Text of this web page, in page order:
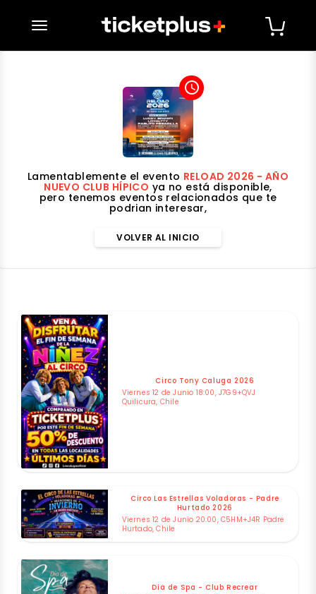
desplegar navegación
access_time
Lamentablemente el evento RELOAD 2026 - AÑO
NUEVO CLUB HÍPICO ya no está disponible,
pero tenemos eventos relacionados que te
podrian interesar,
VOLVER AL INICIO
Circo Tony Caluga 2026
Viernes 12 de Junio 18:00, J7G9+QVJ
Quilicura, Chile
Circo Las Estrellas Voladoras - Padre
Hurtado 2026
Viernes 12 de Junio 20:00, C5HM+J4R Padre
Hurtado, Chile
Dia de Spa - Club Recrear